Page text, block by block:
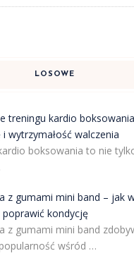
LOSOWE
treningu kardio
wytrzymałość walczenia
boksowania to nie
z gumami mini band – jak
poprawić kondycję
z gumami mini band
wśród …